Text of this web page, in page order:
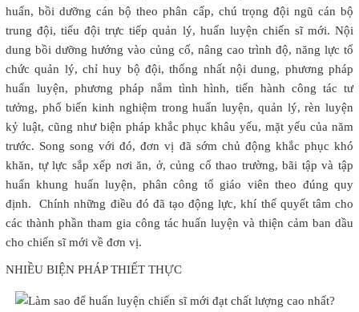
huấn, bồi dưỡng cán bộ theo phân cấp, chú trọng đội ngũ cán bộ
trung đội, tiểu đội trực tiếp quản lý, huấn luyện chiến sĩ mới. Nội
dung bồi dưỡng hướng vào củng cố, nâng cao trình độ, năng lực tổ
chức quản lý, chỉ huy bộ đội, thống nhất nội dung, phương pháp
huấn luyện, phương pháp nắm tình hình, tiến hành công tác tư
tưởng, phổ biến kinh nghiệm trong huấn luyện, quản lý, rèn luyện
kỷ luật, cũng như biện pháp khắc phục khâu yếu, mặt yếu của năm
trước. Song song với đó, đơn vị đã sớm chủ động khắc phục khó
khăn, tự lực sắp xếp nơi ăn, ở, củng cố thao trường, bãi tập và tập
huấn khung huấn luyện, phân công tổ giáo viên theo đúng quy
định. Chính những điều đó đã tạo động lực, khí thế quyết tâm cho
các thành phần tham gia công tác huấn luyện và thiện cảm ban dầu
cho chiến sĩ mới về đơn vị.
NHIỀU BIỆN PHÁP THIẾT THỰC